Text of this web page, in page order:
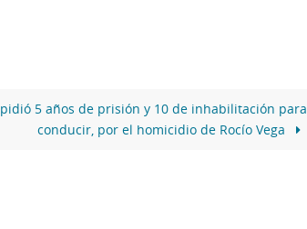
5 años de prisión y 10 de inhabilitación para
conducir, por el homicidio de Rocío Vega